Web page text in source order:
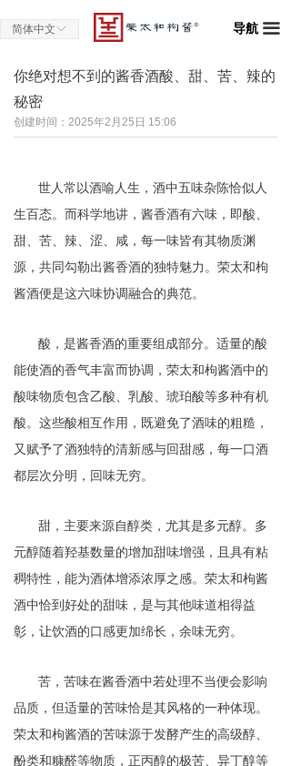
끀
导航
ꀅ
简体中文
你绝对想不到的酱香酒酸、甜、苦、辣的
秘密
创建时间： 2025年2月25日 15:06
世人常以酒喻人生，酒中五味杂陈恰似人
生百态。而科学地讲，酱香酒有六味，即酸、
甜、苦、辣、涩、咸，每一味皆有其物质渊
源，共同勾勒出酱香酒的独特魅力 。 荣太和枸
酱酒便是这六味协调融合的典范。
酸 ， 是酱香酒的重要组成部分。适量的酸
能使酒的香气丰富而协调，荣太和枸酱酒中的
酸味物质包含乙酸、乳酸、琥珀酸等多种有机
酸。这些酸相互作用，既避免了酒味的粗糙，
又赋予了酒独特的清新感与回甜感，每一口酒
都层次分明，回味无穷。
甜， 主要来源自醇类，尤其是多元醇。多
元醇随着羟基数量的增加甜味增强，且具有粘
稠特性，能为酒体增添浓厚之感。荣太和枸酱
酒中恰到好处的甜味，是与其他味道相得益
彰，让饮酒的口感更加绵长，余味无穷。
苦 ， 苦味在酱香酒中若处理不当便会影响
品质，但适量的苦味恰是其风格的一种体现。
荣太和枸酱酒的苦味源于发酵产生的高级醇、
酚类和糠醛等物质，正丙醇的极苦、异丁醇等